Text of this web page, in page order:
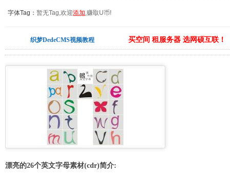
字体Tag： 暂无Tag,欢迎添加,赚取U币!
织梦DedeCMS视频教程 买空间 租服务器 选网硕互联！
漂亮的26个英文字母素材(cdr)简介: